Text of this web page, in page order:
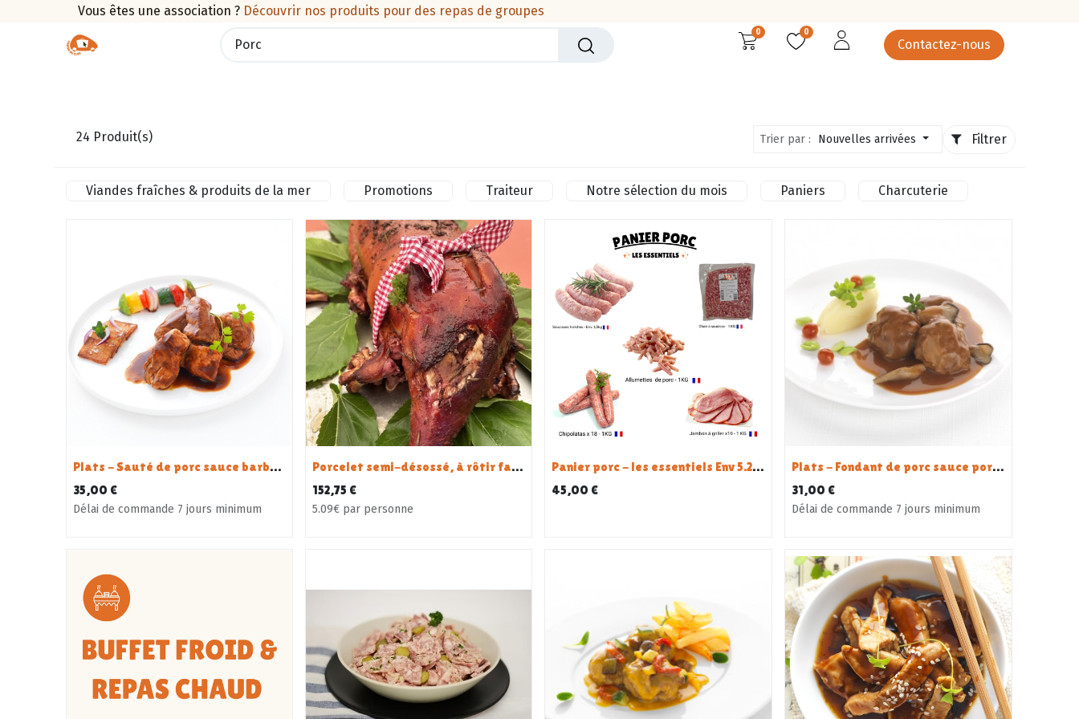
Vous êtes une association ? Découvrir nos produits pour des repas de groupes
0 0
Contactez-nous
24 Produit(s) Trier par : Nouvelles arrivées Filtrer
Viandes fraîches & produits de la mer Promotions Traiteur Notre sélection du mois Paniers Charcuterie
Plats - Sauté de porc sauce barbecue - 10 personnes
35,00 €
Délai de commande 7 jours minimum
Porcelet semi-désossé, à rôtir farci aux légumes et filet mignon - env. 6.5 KG
152,75 €
5.09€ par personne
Panier porc - les essentiels Env 5.2 kg de viandes
45,00 €
Plats - Fondant de porc sauce porto et pleurotes - 10 personnes
31,00 €
Délai de commande 7 jours minimum